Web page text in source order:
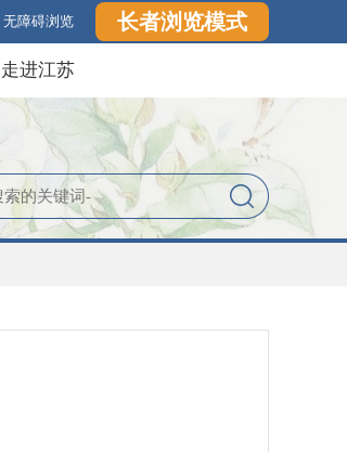
无障碍浏览 长者浏览模式
走进江苏